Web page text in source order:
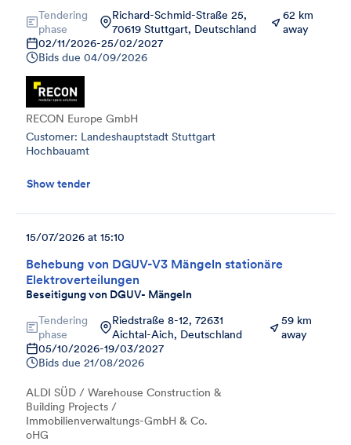
Tendering
phase
Richard-Schmid-Straße 25,
70619 Stuttgart, Deutschland
62 km
away
02/11/2026-25/02/2027
Bids due 04/09/2026
RECON Europe GmbH
Customer: Landeshauptstadt Stuttgart
Hochbauamt
Show tender
Behebung von DGUV-V3 Mängeln stationäre
Elektroverteilungen
Beseitigung von DGUV- Mängeln
15/07/2026 at 15:10
Tendering
phase
Riedstraße 8-12, 72631
Aichtal-Aich, Deutschland
59 km
away
05/10/2026-19/03/2027
Bids due 21/08/2026
ALDI SÜD / Warehouse Construction &
Building Projects /
Immobilienverwaltungs-GmbH & Co.
oHG